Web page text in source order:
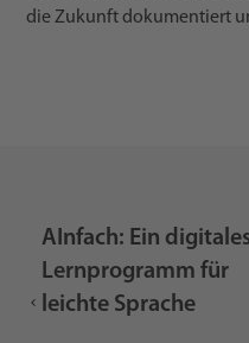
die Zukunft dokumentiert
AInfach: Ein
Lernprogramm für
leichte Sprache